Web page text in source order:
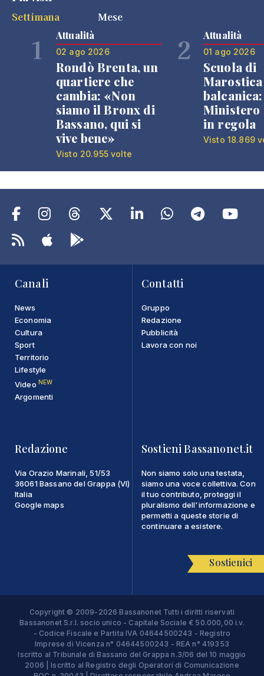
Settimana
Mese
1 Attualità
02 ago 2026
Rondò Brenta, un
quartiere che
cambia: «Non
siamo il Bronx di
Bassano, qui si
vive bene»
Visto 20.955 volte
2 Attualità
01 ago 2026
Scuola di
Ministero
in regola
Visto 18.869
Canali
News
Economia
Cultura
Sport
Territorio
Lifestyle
Video NEW
Argomenti
Contatti
Gruppo
Redazione
Pubblicità
Lavora con noi
Redazione
Via Orazio Marinali, 51/53
36061 Bassano del Grappa (VI)
Italia
Google maps
Sostieni Bassanonet.it
Non siamo solo una testata,
siamo una voce collettiva. Con
il tuo contributo, proteggi il
pluralismo dell'informazione e
permetti a queste storie di
continuare a esistere.
Sostienici
Copyright © 2009-2026 Bassanonet Tutti i diritti riservati
Bassanonet S.r.l. socio unico - Capitale Sociale € 50.000,00 i.v.
- Codice Fiscale e Partita IVA 04644500243 - Registro
Imprese di Vicenza n° 04644500243 - REA n° 419353
Iscritto al Tribunale di Bassano del Grappa n.3/06 del 10 maggio
2006 | Iscritto al Registro degli Operatori di Comunicazione